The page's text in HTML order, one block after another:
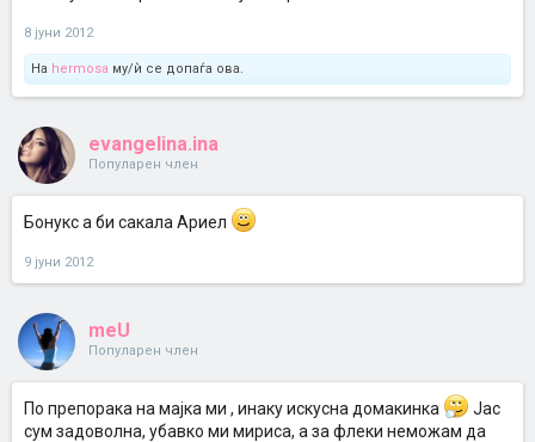
8 јуни 2012
На hermosa му/ѝ се допаѓа ова.
evangelina.ina
Популарен член
Бонукс а би сакала Ариел
9 јуни 2012
meU
Популарен член
По препорака на мајка ми , инаку искусна домакинка
Јас
сум задоволна, убавко ми мириса, а за флеки неможам да